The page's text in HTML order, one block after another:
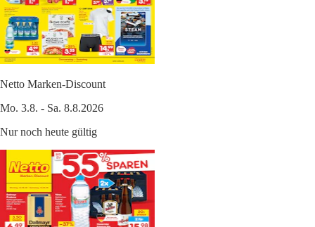
Netto Marken-Discount
Mo. 3.8. - Sa. 8.8.2026
Nur noch heute gültig